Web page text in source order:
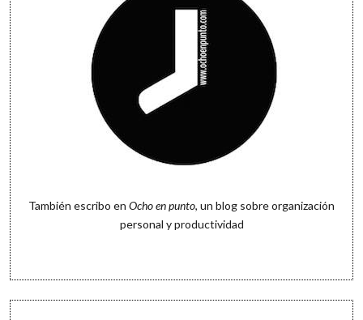
También escribo en Ocho en punto, un blog sobre organización
personal y productividad